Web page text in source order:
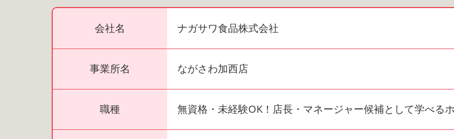
会社名 ナガサワ食品株式会社
事業所名 ながさわ加西店
職種 無資格・未経験OK！店長・マネージャー候補として学べる